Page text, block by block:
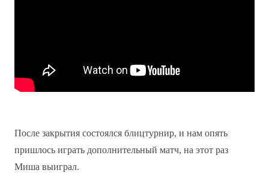
После закрытия состоялся блицтурнир, и нам опять
пришлось играть дополнительный матч, на этот раз
Миша выиграл.